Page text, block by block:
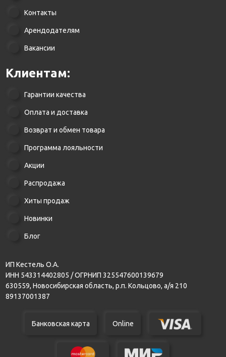
Контакты
Арендодателям
Вакансии
Клиентам:
Гарантии качества
Оплата и доставка
Возврат и обмен товара
Программа лояльности
Акции
Распродажа
Хиты продаж
Новинки
Блог
ИП Кестель О.А.
ИНН 543314402805 / ОГРНИП 325547600139679
630559, Новосибирская область, р.п. Кольцово, а/я 210
89137001387
Банковская карта Online